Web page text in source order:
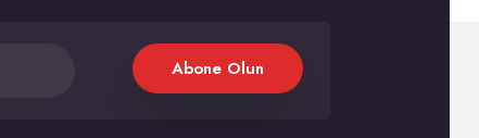
Abone Olun